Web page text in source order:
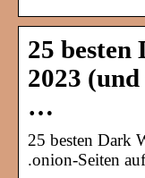
25
2023
…
25 besten Dark
.onion-Seiten